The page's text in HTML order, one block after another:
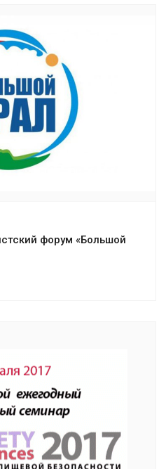
форум «Большой